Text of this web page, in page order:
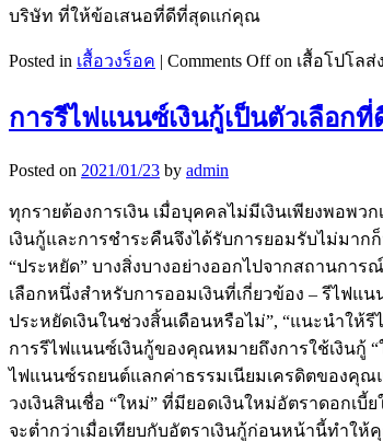
บริษัท ที่ให้ข้อเสนอที่ดีที่สุดแก่คุณ
Posted in เสื้อวงร็อค | Comments Offon เสื้อโปโล
การรีไฟแนนซ์เงินกู้เป็นตัวเลือ
Posted on 2021/01/23 by admin
ทุกรายต้องการเงิน เมื่อบุคคลไม่มีเงินเพียงพอพว
เงินกู้และการชำระคืนจึงได้รับการยอมรับไม่มา
“ประหยัด” บางสิ่งบางอย่างออกไปจากสถานกา
เลือกหนึ่งสำหรับการออมเงินที่เกี่ยวข้อง – รีไฟ
ประหยัดเงินในช่วงสิ้นเดือนหรือไม่”, “แนะนำใ
การรีไฟแนนซ์เงินกู้ของคุณหมายถึงการใช้เงินกู้
ไฟแนนซ์รถยนต์แลกค่าธรรมเนียมเครดิตของคุณ
วงเงินสินเชื่อ “ใหม่” ที่มียอดเงินใหม่อัตราดอก
จะต่ำกว่าเมื่อเทียบกับอัตราเงินกู้ก่อนหน้านี้ทำใ